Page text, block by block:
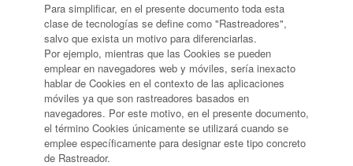
Para simplificar, en el presente documento toda esta
clase de tecnologías se define como "Rastreadores",
salvo que exista un motivo para diferenciarlas.
Por ejemplo, mientras que las Cookies se pueden
emplear en navegadores web y móviles, sería inexacto
hablar de Cookies en el contexto de las aplicaciones
móviles ya que son rastreadores basados en
navegadores. Por este motivo, en el presente documento,
el término Cookies únicamente se utilizará cuando se
emplee específicamente para designar este tipo concreto
de Rastreador.